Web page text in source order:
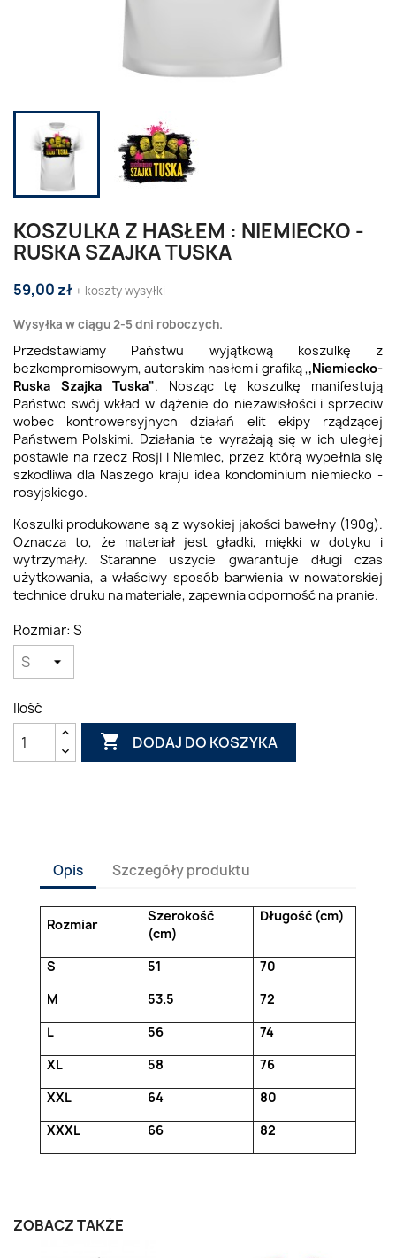
KOSZULKA Z HASŁEM : NIEMIECKO -
RUSKA SZAJKA TUSKA
59,00 zł + koszty wysyłki
Wysyłka w ciągu 2-5 dni roboczych.
Przedstawiamy Państwu wyjątkową koszulkę z
bezkompromisowym, autorskim hasłem i grafiką ,,Niemiecko-
Ruska Szajka Tuska". Nosząc tę koszulkę manifestują
Państwo swój wkład w dążenie do niezawisłości i sprzeciw
wobec kontrowersyjnych działań elit ekipy rządzącej
Państwem Polskimi. Działania te wyrażają się w ich uległej
postawie na rzecz Rosji i Niemiec, przez którą wypełnia się
szkodliwa dla Naszego kraju idea kondominium niemiecko -
rosyjskiego.
Koszulki produkowane są z wysokiej jakości bawełny (190g).
Oznacza to, że materiał jest gładki, miękki w dotyku i
wytrzymały. Staranne uszycie gwarantuje długi czas
użytkowania, a właściwy sposób barwienia w nowatorskiej
technice druku na materiale, zapewnia odporność na pranie.
Rozmiar: S
Ilość
 DODAJ DO KOSZYKA
Opis Szczegóły produktu
Rozmiar
Szerokość
(cm)
Długość (cm)
S 51
70
M
53.5
72
L
56
74
XL
58
76
XXL
64
80
XXXL
66 82
ZOBACZ TAKŻE